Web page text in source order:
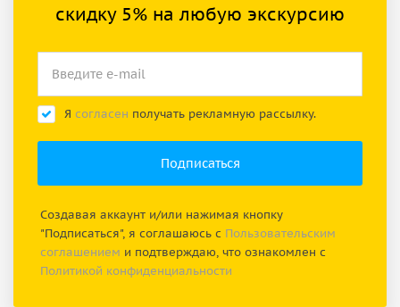
скидку 5% на любую экскурсию
Я согласен получать рекламную рассылку.
Создавая аккаунт и/или нажимая кнопку
"Подписаться", я соглашаюсь с Пользовательским
соглашением и подтверждаю, что ознакомлен с
Политикой конфиденциальности